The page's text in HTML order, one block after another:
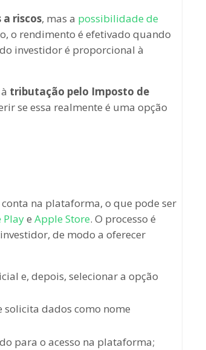
riscos, mas a possibilidade de
o rendimento é efetivado quando
investidor é proporcional à
tributação pelo Imposto de
se essa realmente é uma opção
na plataforma, o que pode ser
Playe Apple Store. O processo é
de modo a oferecer
e, depois, selecionar a opção
solicita dados como nome
para o acesso na plataforma;